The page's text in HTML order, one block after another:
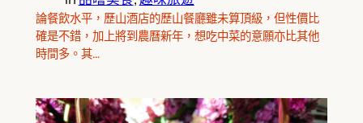
論餐飲水平，歷山酒店的歷山餐廳雖未算頂級，但性價比
確是不錯，加上將到農曆新年，想吃中菜的意願亦比其他
時間多。其…